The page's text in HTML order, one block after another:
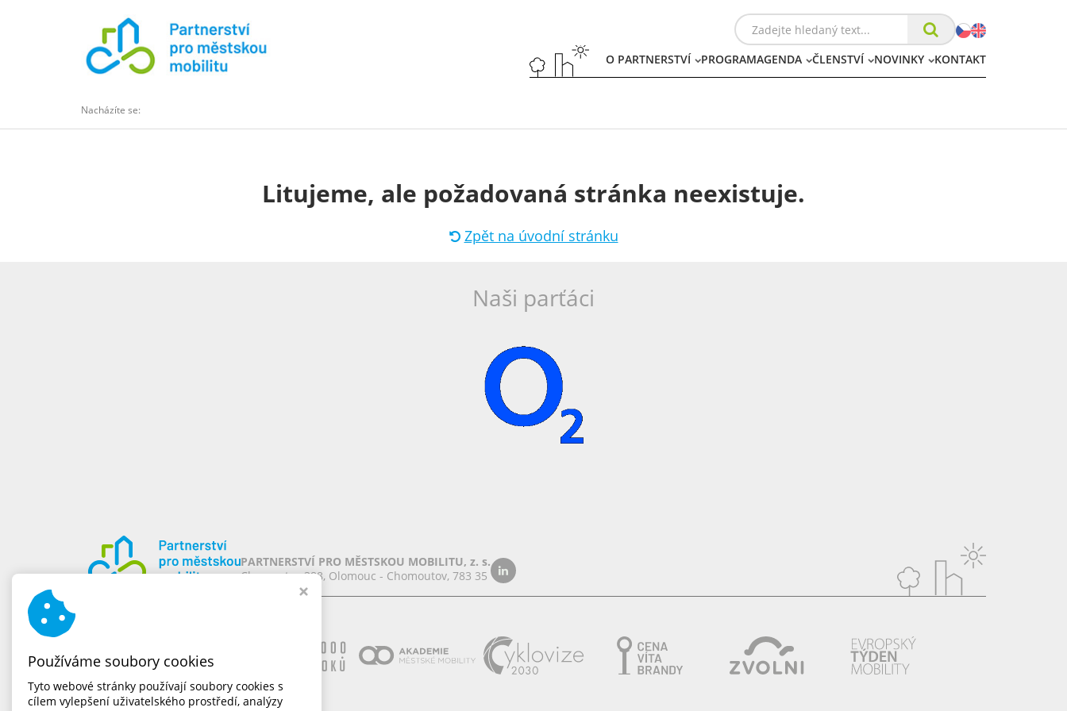
O PARTNERSTVÍ PROGRAMAGENDA ČLENSTVÍ NOVINKY KONTAKT
Nacházíte se:
Litujeme, ale požadovaná stránka neexistuje.
Zpět na úvodní stránku
Naši parťáci
PARTNERSTVÍ PRO MĚSTSKOU MOBILITU, z. s.
Chomoutov 388, Olomouc - Chomoutov, 783 35
Používáme soubory cookies
Tyto webové stránky používají soubory cookies s
cílem vylepšení uživatelského prostředí, analýzy